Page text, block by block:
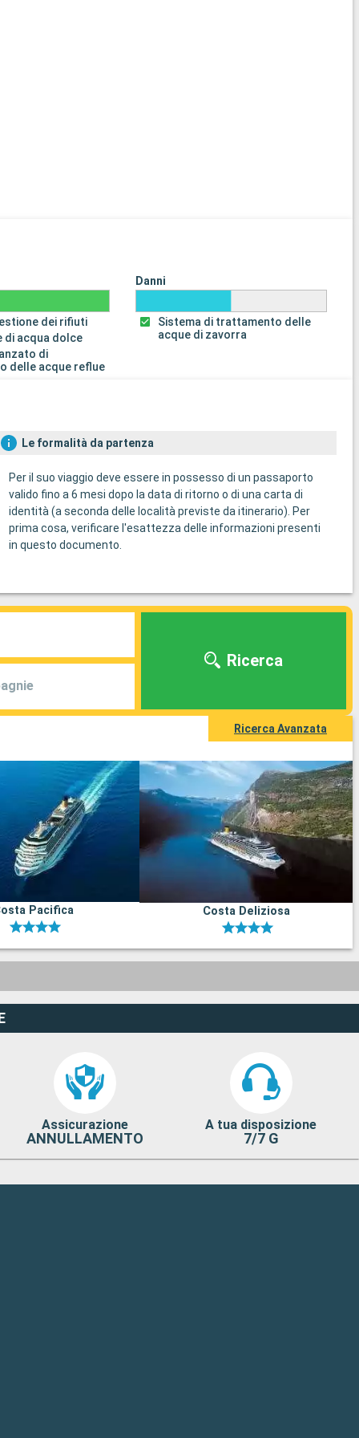
dei rifiuti
di acqua dolce
di
delle acque reflue
Danni
Sistema di trattamento delle
acque di zavorra
Le formalità da partenza
Per il suo viaggio deve essere in possesso di un passaporto
valido fino a 6 mesi dopo la data di ritorno o di una carta di
identità (a seconda delle località previste da itinerario). Per
prima cosa, verificare l'esattezza delle informazioni presenti
in questo documento.
Ricerca
Ricerca Avanzata
Pacifica Costa Deliziosa
Assicurazione
ANNULLAMENTO
A tua disposizione
7/7 G